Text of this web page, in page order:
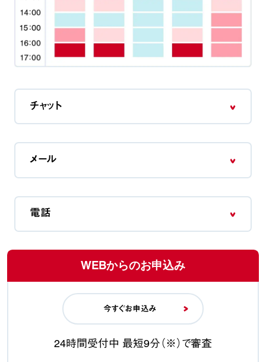
チャット
メール
電話
WEBからのお申込み
今すぐお申込み
24時間受付中 最短9分（※）で審査